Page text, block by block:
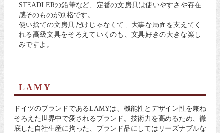
STEADLERの鉛筆など、定番の文房具は使いやすさや存在
感そのものが別格です。
使い捨ての文房具だけじゃなくて、大事な局面を支えてく
れる高級文具をそろえていくのも、文具好きの大きな楽し
みですよ。
LAMY
ドイツのブランドであるLAMYは、機能性とデザイン性を兼ね
そろえた世界中で愛されるブランド。技術力を高めるため、徹
底した自社生産に拘った、ブランド品にしてはリーズナブルな